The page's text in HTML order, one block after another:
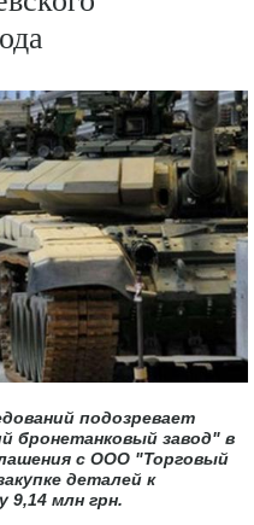
подозревает
бронетанковый завод" в
с ООО "Торговый
деталей к
9,14 млн грн.